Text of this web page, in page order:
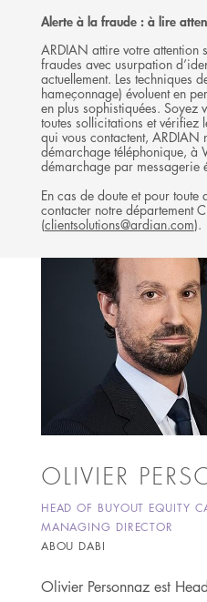
Alerte à la fraude : à lire
ARDIAN attire votre attention
fraudes avec usurpation
actuellement. Les techniques
hameçonnage) évoluent en
en plus sophistiquées. Soyez
toutes sollicitations et vérifiez
qui vous contactent, ARDIAN
démarchage téléphonique, à
démarchage par messagerie
En cas de doute et pour toute
contacter notre département
(clientsolutions@ardian.com).
Follow
Ardian
on
X
Follow
Ardian
on
LinkedIn
Follow
Ardian
on
YouTube
Ardian
on
Jobs
on
LinkedIn
L'ÉQUIPE
BUYOUT
OLIVIER
HEAD OF BUYOUT EQUITY
MANAGING DIRECTOR
ABOU DABI
Olivier Personnaz est